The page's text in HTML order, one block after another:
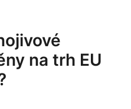
na trh EU